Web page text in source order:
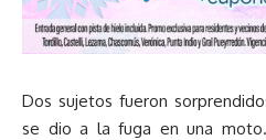
Dos sujetos fueron
se dio a la fuga en una